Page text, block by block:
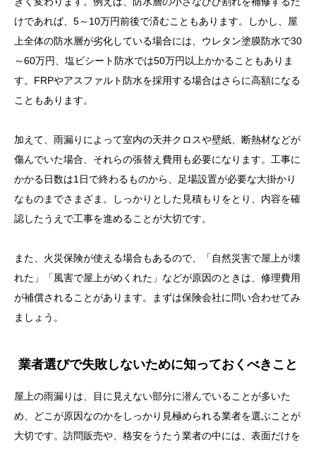
けであれば、5～10万円前後で済むこともあります。しかし、屋
上全体の防水層が劣化している場合には、ウレタン塗膜防水で30
～60万円、塩ビシート防水では50万円以上かかることもありま
す。FRPやアスファルト防水を採用する場合はさらに高額になる
こともあります。
加えて、雨漏りによって室内の天井クロスや壁紙、断熱材などが
傷んでいた場合、それらの張替え費用も必要になります。工事に
かかる日数は1日で終わるものから、足場設置が必要な大掛かり
なものまでさまざま。しっかりとした見積もりをとり、内容を確
認したうえで工事を進めることが大切です。
また、火災保険が使える場合もあるので、「自然災害で屋上が壊
れた」「風害で屋上がめくれた」などが原因のときは、修理費用
が補償されることがあります。まずは保険会社に問い合わせてみ
ましょう。
業者選びで失敗しないために知っておくべきこと
屋上の雨漏りは、目に見えない部分に潜んでいることが多いた
め、どこが原因なのかをしっかり見極められる業者を選ぶことが
大切です。訪問販売や、格安をうたう業者の中には、表面だけを